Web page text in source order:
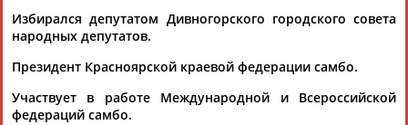
Каримжан
АБДРАХМАНОВАБДРАХМАНОВААБДУВАЛИЕВ
АБДУЛАЕВ
Рамазан
Тагир
Избирался депутатом Дивногорского городского совета
народных депутатов.
Президент Красноярской краевой федерации самбо.
Участвует в работе Международной и Всероссийской
федераций самбо.